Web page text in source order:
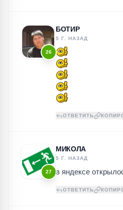
26
БОТИР
5 Г. НАЗАД
ОТВЕТИТЬ
27
МИКОЛА
5 Г. НАЗАД
в яндексе
ОТВЕТИТЬ